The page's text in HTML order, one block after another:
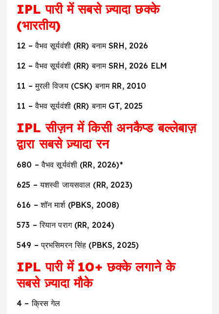
IPL पारी में सबसे ज़्यादा छक्के
(भारतीय)
12 – वैभव सूर्यवंशी (RR) बनाम SRH, 2026
12 – वैभव सूर्यवंशी (RR) बनाम SRH, 2026 ELM
11 – मुरली विजय (CSK) बनाम RR, 2010
11 – वैभव सूर्यवंशी (RR) बनाम GT, 2025
IPL सीज़न में किसी अनकैप्ड बल्लेबाज़
द्वारा सबसे ज़्यादा रन
680 – वैभव सूर्यवंशी (RR, 2026)*
625 – यशस्वी जायसवाल (RR, 2023)
616 – शॉन मार्श (PBKS, 2008)
573 – रियान पराग (RR, 2024)
549 – प्रभसिमरन सिंह (PBKS, 2025)
IPL पारी में 10+ छक्के लगाने के
सबसे ज़्यादा मौके
4 – क्रिस गेल